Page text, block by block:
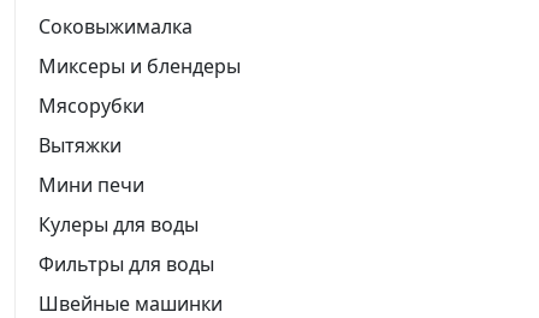
Соковыжималка
Миксеры и блендеры
Мясорубки
Вытяжки
Мини печи
Кулеры для воды
Фильтры для воды
Швейные машинки